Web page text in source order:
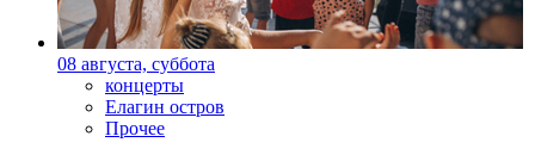
08 августа, суббота
концерты
Елагин остров
Прочее